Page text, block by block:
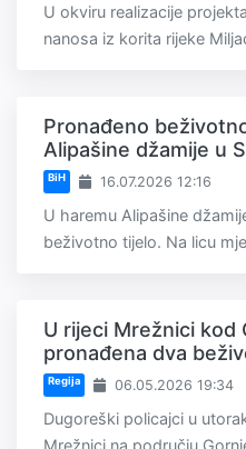
U okviru realizacije
nanosa iz korita rijeke
Pronađeno
Alipašine džamije u
BiH 16.07.2026 12:16
U haremu Alipašine
beživotno tijelo. Na licu
U rijeci Mrežnici kod
pronađena dva
Regija 06.05.2026 19:34
Dugoreški policajci u
Mrežnici na području